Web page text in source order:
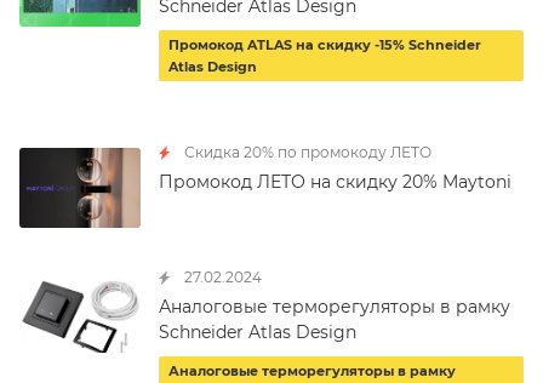
Schneider Atlas Design
Промокод ATLAS на скидку -15% Schneider
Atlas Design
Скидка 20% по промокоду ЛЕТО
Промокод ЛЕТО на скидку 20% Maytoni
27.02.2024
Аналоговые терморегуляторы в рамку
Schneider Atlas Design
Аналоговые терморегуляторы в рамку